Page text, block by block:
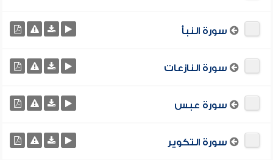
سورة النبأ
سورة النازعات
سورة عبس
سورة التكوير